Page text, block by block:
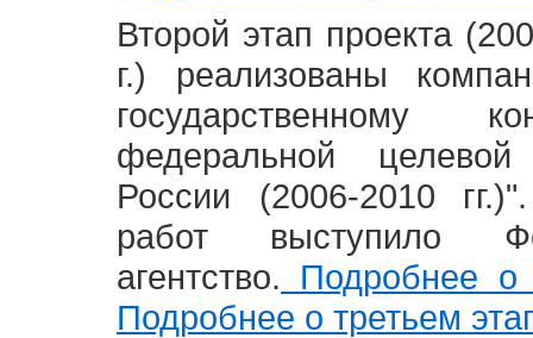
Второй этап проекта
г.) реализованы
государственному
федеральной
России (2006-2010
работ выступило
агентство. Подробнее о
Подробнее о третьем